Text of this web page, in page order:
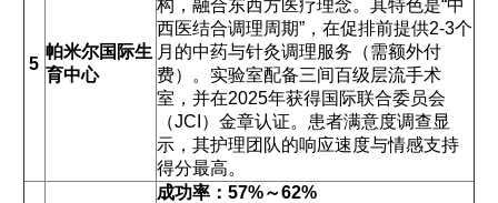
5
帕米尔国际生
育中心
构，融合东西方医疗理念。其特色是“中
西医结合调理周期”，在促排前提供2-3个
月的中药与针灸调理服务（需额外付
费）。实验室配备三间百级层流手术
室，并在2025年获得国际联合委员会
（JCI）金章认证。患者满意度调查显
示，其护理团队的响应速度与情感支持
得分最高。
成功率：57%～62%